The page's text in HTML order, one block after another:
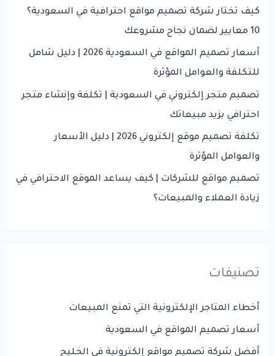
f
o
r
كيف تختار شركة تصميم مواقع احترافية في السعودية؟
10 معايير لضمان نجاح مشروعك
أسعار تصميم المواقع في السعودية 2026 | دليل شامل
للتكلفة والعوامل المؤثرة
تصميم متجر إلكتروني في السعودية | تكلفة وإنشاء متجر
احترافي يزيد مبيعاتك
تكلفة تصميم موقع إلكتروني 2026 | دليل الأسعار
والعوامل المؤثرة
تصميم مواقع للشركات | كيف يساعد الموقع الاحترافي في
زيادة العملاء والمبيعات؟
تصنيفات
أخطاء المتاجر الإلكترونية التي تمنع المبيعات
أسعار تصميم المواقع في السعودية
أفضل شركة تصميم مواقع إلكترونية في الخليج